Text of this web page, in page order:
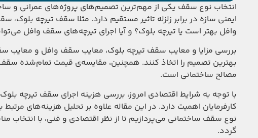
انتخاب نوع سقف یکی از مهم‌ترین تصمیم‌های پروژه‌های عمرانی و
ایمنی سازه در برابر زلزله تاثیر مستقیم دارد. مثلا سقف تیرچه
وافل بهتر است یا تیرچه بلوک؟ و آیا اجرای تیرچه‌های سقف وافل
بررسی مزایا و معایب سقف تیرچه بلوک، معایب سقف وافل و معایب
بهترین تصمیم را اتخاذ کنند. همچنین، مقایسه‌ی قیمت تمام‌شده سقف
مصالح ساختمانی است.
کارفرمایان اهمیت دارد. در این مقاله علاوه بر تحلیل هزینه‌های
نوع سقف ساختمانی می‌پردازیم تا از نظر اقتصادی و فنی، با انتخاب
گردد.